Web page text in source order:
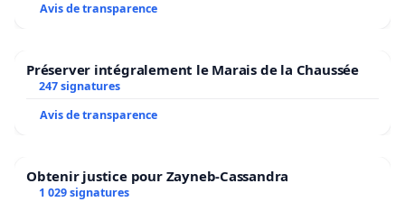
Avis de transparence
Préserver intégralement le Marais de la Chaussée
247 signatures
Avis de transparence
Obtenir justice pour Zayneb-Cassandra
1 029 signatures